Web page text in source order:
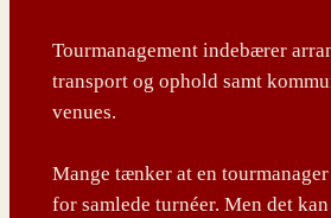
Tourmanagement indebærer
transport og ophold samt
venues.
Mange tænker at en
for samlede turnéer. Men det